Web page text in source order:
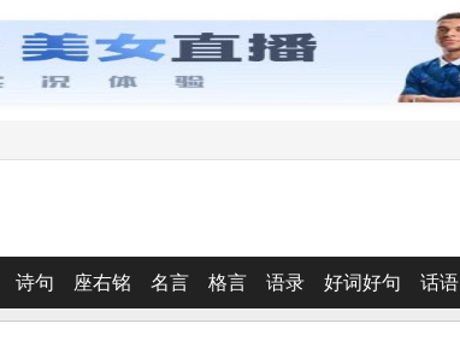
诗句 座右铭 名言 格言 语录 好词好句 话语